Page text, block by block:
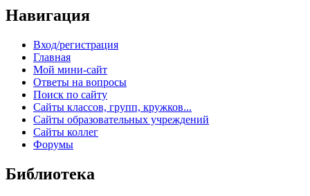
Навигация
Вход/регистрация
Главная
Мой мини-сайт
Ответы на вопросы
Поиск по сайту
Сайты классов, групп, кружков...
Сайты образовательных учреждений
Сайты коллег
Форумы
Библиотека